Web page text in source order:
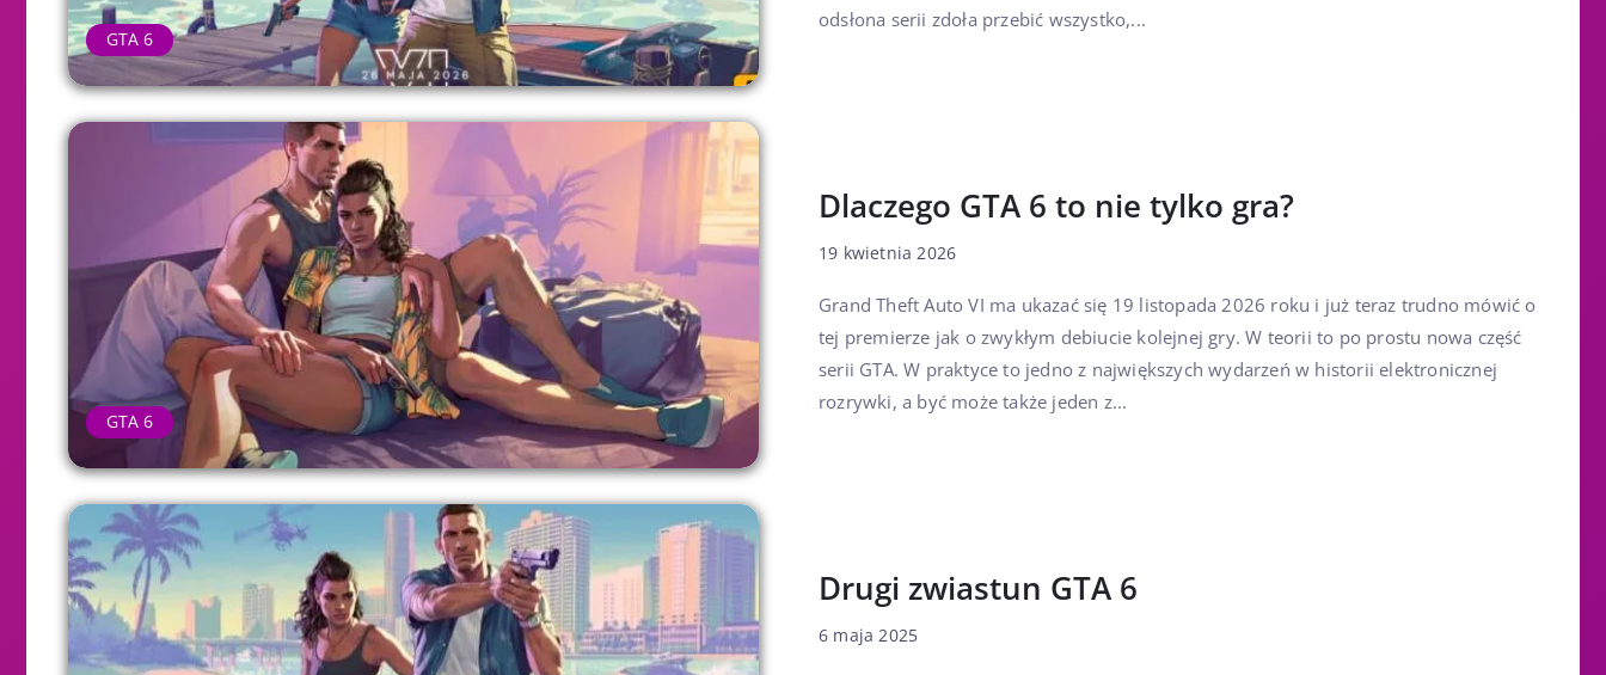
GTA 6
odsłona serii zdoła przebić wszystko,...
GTA 6
Dlaczego GTA 6 to nie tylko gra?
19 kwietnia 2026
Grand Theft Auto VI ma ukazać się 19 listopada 2026 roku i już teraz trudno mówić o
tej premierze jak o zwykłym debiucie kolejnej gry. W teorii to po prostu nowa część
serii GTA. W praktyce to jedno z największych wydarzeń w historii elektronicznej
rozrywki, a być może także jeden z...
Drugi zwiastun GTA 6
6 maja 2025